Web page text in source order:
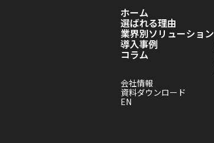
ホーム
選ばれる理由
業界別ソリューション
導入事例
コラム
会社情報
資料ダウンロード
EN